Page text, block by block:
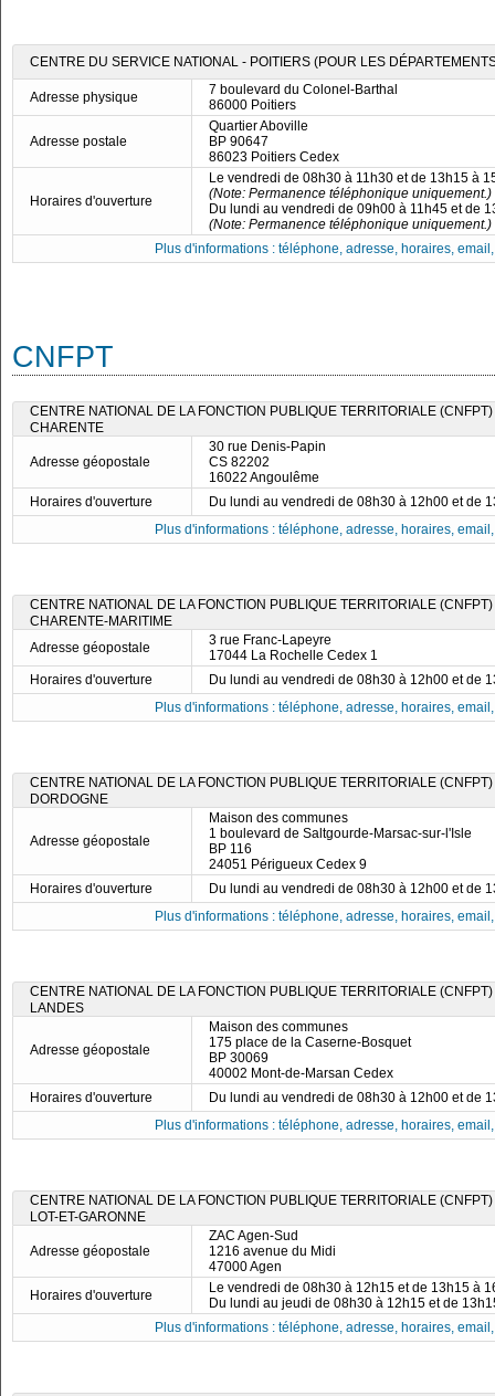
CENTRE DU SERVICE NATIONAL - POITIERS (POUR LES
Adresse physique
7 boulevard du Colonel-Barthal
86000 Poitiers
Adresse postale
Quartier Aboville
BP 90647
86023 Poitiers Cedex
Horaires d'ouverture
Le vendredi de 08h30 à 11h30 et de 13h15 à
(Note: Permanence téléphonique uniquement.)
Du lundi au vendredi de 09h00 à 11h45 et de
(Note: Permanence téléphonique uniquement.)
Plus d'informations : téléphone, adresse, horaires,
CNFPT
CENTRE NATIONAL DE LA FONCTION PUBLIQUE TERRITORIALE
CHARENTE
Adresse géopostale
30 rue Denis-Papin
CS 82202
16022 Angoulême
Horaires d'ouverture
Du lundi au vendredi de 08h30 à 12h00 et de
Plus d'informations : téléphone, adresse, horaires,
CENTRE NATIONAL DE LA FONCTION PUBLIQUE TERRITORIALE
CHARENTE-MARITIME
Adresse géopostale
3 rue Franc-Lapeyre
17044 La Rochelle Cedex 1
Horaires d'ouverture
Du lundi au vendredi de 08h30 à 12h00 et de
Plus d'informations : téléphone, adresse, horaires,
CENTRE NATIONAL DE LA FONCTION PUBLIQUE TERRITORIALE
DORDOGNE
Adresse géopostale
Maison des communes
1 boulevard de Saltgourde-Marsac-sur-l'Isle
BP 116
24051 Périgueux Cedex 9
Horaires d'ouverture
Du lundi au vendredi de 08h30 à 12h00 et de
Plus d'informations : téléphone, adresse, horaires,
CENTRE NATIONAL DE LA FONCTION PUBLIQUE TERRITORIALE
LANDES
Adresse géopostale
Maison des communes
175 place de la Caserne-Bosquet
BP 30069
40002 Mont-de-Marsan Cedex
Horaires d'ouverture
Du lundi au vendredi de 08h30 à 12h00 et de
Plus d'informations : téléphone, adresse, horaires,
CENTRE NATIONAL DE LA FONCTION PUBLIQUE TERRITORIALE
LOT-ET-GARONNE
Adresse géopostale
ZAC Agen-Sud
1216 avenue du Midi
47000 Agen
Horaires d'ouverture
Le vendredi de 08h30 à 12h15 et de 13h15 à
Du lundi au jeudi de 08h30 à 12h15 et de
Plus d'informations : téléphone, adresse, horaires,